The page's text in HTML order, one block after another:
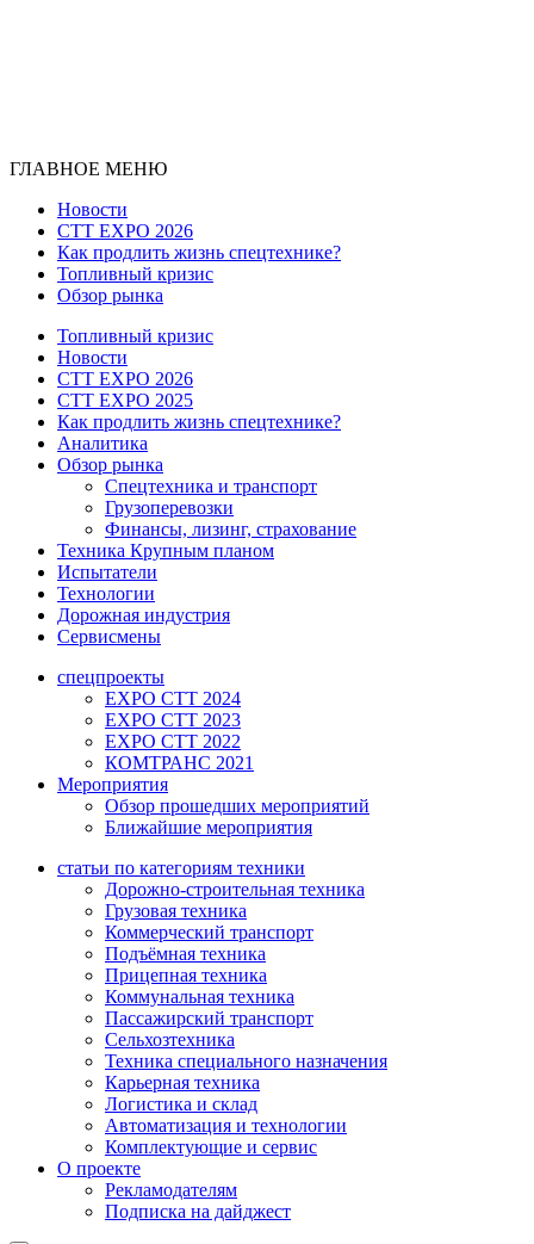
ГЛАВНОЕ МЕНЮ
Новости
CTT EXPO 2026
Как продлить жизнь спецтехнике?
Топливный кризис
Обзор рынка
Топливный кризис
Новости
CTT EXPO 2026
CTT EXPO 2025
Как продлить жизнь спецтехнике?
Аналитика
Обзор рынка
Спецтехника и транспорт
Грузоперевозки
Финансы, лизинг, страхование
Техника Крупным планом
Испытатели
Технологии
Дорожная индустрия
Сервисмены
спецпроекты
EXPO CTT 2024
EXPO CTT 2023
EXPO CTT 2022
КОМТРАНС 2021
Мероприятия
Обзор прошедших мероприятий
Ближайшие мероприятия
статьи по категориям техники
Дорожно-строительная техника
Грузовая техника
Коммерческий транспорт
Подъёмная техника
Прицепная техника
Коммунальная техника
Пассажирский транспорт
Сельхозтехника
Техника специального назначения
Карьерная техника
Логистика и склад
Автоматизация и технологии
Комплектующие и сервис
О проекте
Рекламодателям
Подписка на дайджест